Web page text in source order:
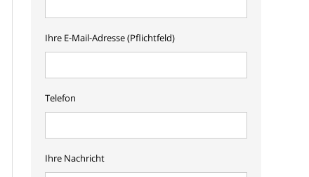
Ihre E-Mail-Adresse (Pflichtfeld)
Telefon
Ihre Nachricht